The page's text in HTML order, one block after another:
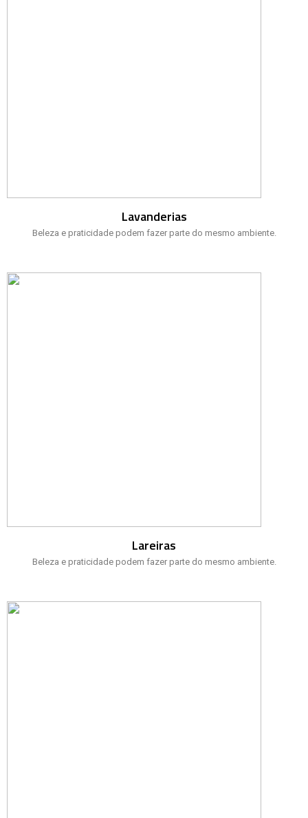
Lavanderias
Beleza e praticidade podem fazer parte do mesmo ambiente.
Lareiras
Beleza e praticidade podem fazer parte do mesmo ambiente.